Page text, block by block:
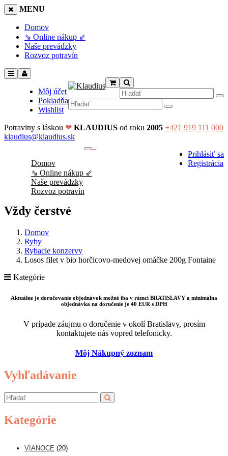
MENU
Domov
⇘ Online nákup ⇙
Naše prevádzky
Rozvoz potravín
Môj účet
Pokladňa
Wishlist
Potraviny s láskou ❤ KLAUDIUS od roku 2005 +421 919 111 000
klaudius@klaudius.sk
Prihlásiť sa
Registrácia
Domov
⇘ Online nákup ⇙
Naše prevádzky
Rozvoz potravín
Vždy čerstvé
Domov
Ryby
Rybacie konzervy
Losos filet v bio horčicovo-medovej omáčke 200g Fontaine
Kategórie
Aktuálne je doručovanie objednávok možné iba v rámci BRATISLAVY a minimálna
objednávka na doručenie je 40 EUR s DPH
V prípade záujmu o doručenie v okolí Bratislavy, prosím
kontaktujete nás vopred telefonicky.
Môj Nákupný zoznam
Vyhľadávanie
Kategórie
VIANOCE (20)